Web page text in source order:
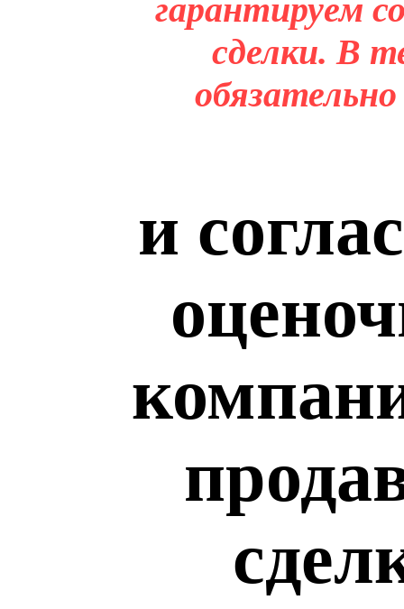
гарантируем
сделки. В
и